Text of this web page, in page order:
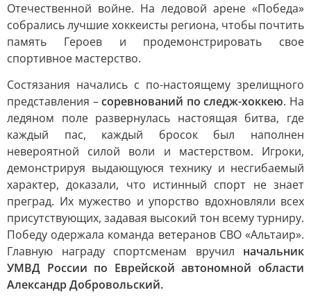
Отечественной войне. На ледовой арене «Победа»
собрались лучшие хоккеисты региона, чтобы почтить
память Героев и продемонстрировать свое
спортивное мастерство.
Состязания начались с по-настоящему зрелищного
представления –соревнований по следж-хоккею. На
ледяном поле развернулась настоящая битва, где
каждый пас, каждый бросок был наполнен
невероятной силой воли и мастерством. Игроки,
демонстрируя выдающуюся технику и несгибаемый
характер, доказали, что истинный спорт не знает
преград. Их мужество и упорство вдохновляли всех
присутствующих, задавая высокий тон всему турниру.
Победу одержала команда ветеранов СВО «Альтаир».
Главную награду спортсменам вручил начальник
УМВД России по Еврейской автономной области
Александр Добровольский.